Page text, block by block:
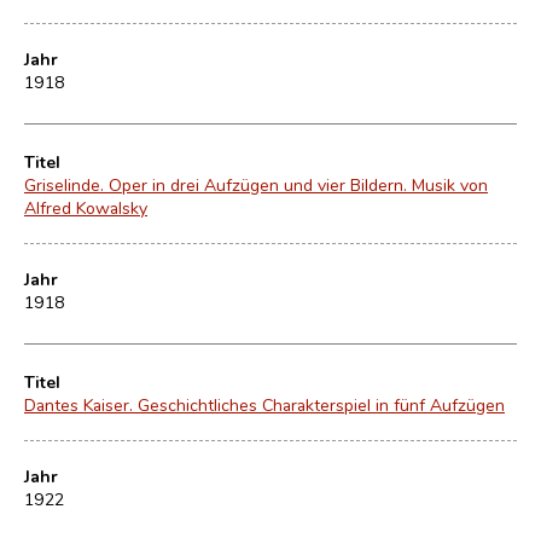
Jahr
1918
Titel
Griselinde. Oper in drei Aufzügen und vier Bildern. Musik von
Alfred Kowalsky
Jahr
1918
Titel
Dantes Kaiser. Geschichtliches Charakterspiel in fünf Aufzügen
Jahr
1922